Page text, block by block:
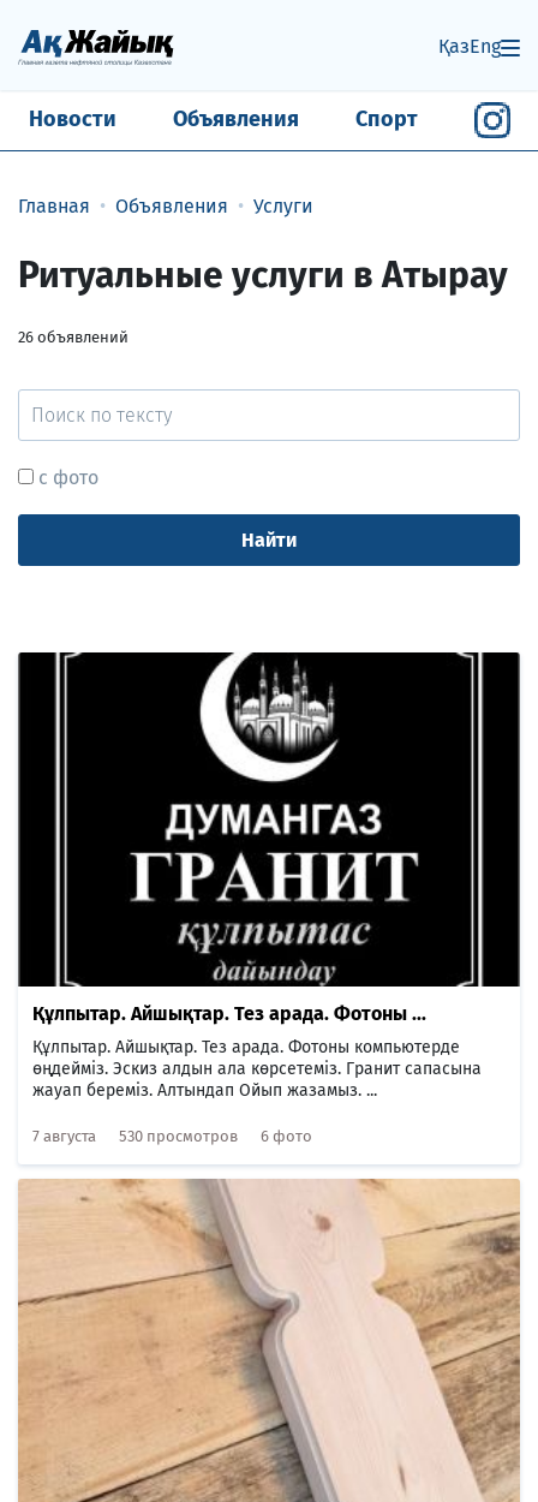
ҚазEng
Новости Объявления Спорт
Главная Объявления Услуги
Ритуальные услуги в Атырау
26 объявлений
с фото
Құлпытар. Айшықтар. Тез арада. Фотоны ...
Құлпытар. Айшықтар. Тез арада. Фотоны компьютерде
өңдейміз. Эскиз алдын ала көрсетеміз. Гранит сапасына
жауап береміз. Алтындап Ойып жазамыз. ...
7 августа 530 просмотров 6 фото